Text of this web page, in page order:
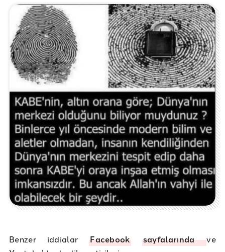
Benzer iddialarFacebook sayfalarındave